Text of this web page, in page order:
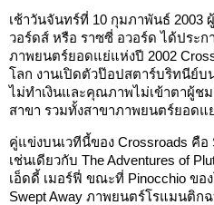
เช้าวันจันทร์ที่ 10 กุมภาพันธ์ 2003
วอร์ดส์ หรือ ราซซี่ อวอร์ด ได้ประก
ภาพยนตร์ยอดแย่แห่งปี 2002
โลก งานเปิดตัวป๊อปสตาร์บริทนีย์บ
ไม่ทำเงินและคุณภาพไม่เข้าตาผู้ชม
สาขา รวมทั้งสาขาภาพยนตร์ยอดแ
คู่แข่งบนเวทีนี้ของ Crossroads คือ
เช่นเดียวกับ The Adventures of
เอ็ดดี้ เมอร์ฟี่ ขณะที่ Pinocchio ข
Swept Away ภาพยนตร์โรแมนติก